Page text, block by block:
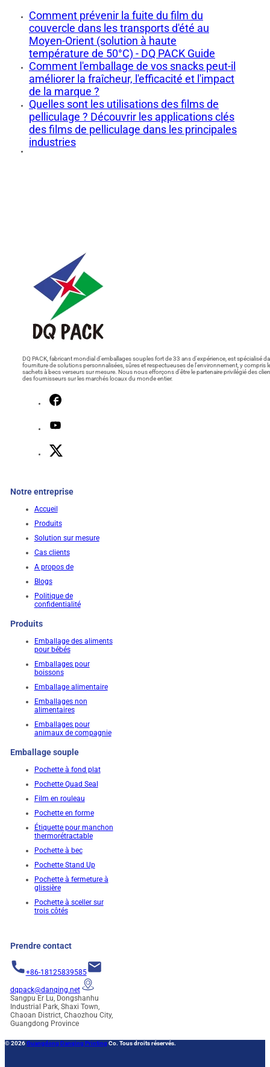
Comment prévenir la fuite du film du
couvercle dans les transports d'été au
Moyen-Orient (solution à haute
température de 50°C) - DQ PACK Guide
Comment l'emballage de vos snacks peut-il
améliorer la fraîcheur, l'efficacité et l'impact
de la marque ?
Quelles sont les utilisations des films de
pelliculage ? Découvrir les applications clés
des films de pelliculage dans les principales
industries
DQ PACK, fabricant mondial d'emballages souples fort de 33 ans d'expérience, est spécialisé
fourniture de solutions personnalisées, sûres et respectueuses de l'environnement, y compris
sachets à becs verseurs sur mesure. Nous nous efforçons d'être le partenaire privilégié des
des fournisseurs sur les marchés locaux du monde entier.
Notre entreprise
Accueil
Produits
Solution sur mesure
Cas clients
A propos de
Blogs
Politique de
confidentialité
Produits
Emballage des aliments
pour bébés
Emballages pour
boissons
Emballage alimentaire
Emballages non
alimentaires
Emballages pour
animaux de compagnie
Emballage souple
Pochette à fond plat
Pochette Quad Seal
Film en rouleau
Pochette en forme
Étiquette pour manchon
thermorétractable
Pochette à bec
Pochette Stand Up
Pochette à fermeture à
glissière
Pochette à sceller sur
trois côtés
Prendre contact
+86-18125839585
dqpack@danqing.net
Sangpu Er Lu, Dongshanhu
Industrial Park, Shaxi Town,
Chaoan District, Chaozhou City,
Guangdong Province
© 2026Guangdong Danqing Printing Co. Tous droits réservés.